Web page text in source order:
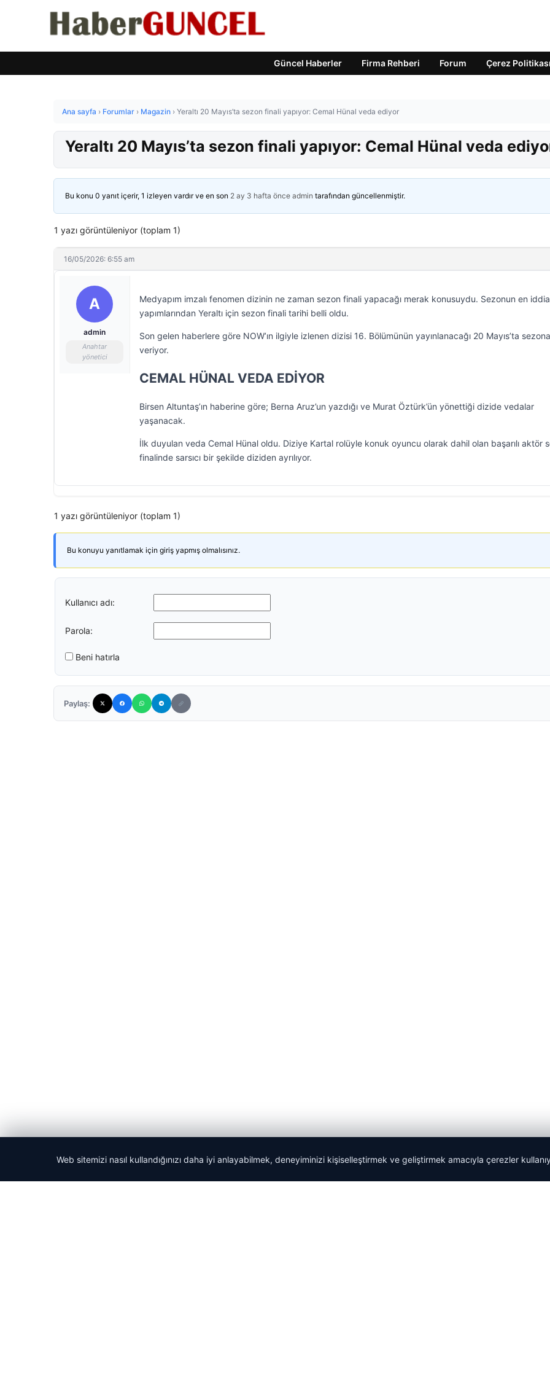
Güncel Haberler Firma Rehberi Forum Çerez Politikası
Ana sayfa › Forumlar › Magazin › Yeraltı 20 Mayıs’ta sezon finali yapıyor: Cemal Hünal veda ediyor
Yeraltı 20 Mayıs’ta sezon finali yapıyor: Cemal Hünal veda
Bu konu 0 yanıt içerir, 1 izleyen vardır ve en son 2 ay 3 hafta önce admin tarafından güncellenmiştir.
1 yazı görüntüleniyor (toplam 1)
16/05/2026: 6:55 am
A
admin
Anahtar
yönetici
Medyapım imzalı fenomen dizinin ne zaman sezon finali yapacağı merak konusuydu. Sezonun en
yapımlarından Yeraltı için sezon finali tarihi belli oldu.
Son gelen haberlere göre NOW’ın ilgiyle izlenen dizisi 16. Bölümünün yayınlanacağı 20 Mayıs’ta
veriyor.
CEMAL HÜNAL VEDA EDİYOR
Birsen Altuntaş’ın haberine göre; Berna Aruz’un yazdığı ve Murat Öztürk’ün yönettiği dizide vedalar
yaşanacak.
İlk duyulan veda Cemal Hünal oldu. Diziye Kartal rolüyle konuk oyuncu olarak dahil olan başarılı aktör
finalinde sarsıcı bir şekilde diziden ayrılıyor.
1 yazı görüntüleniyor (toplam 1)
Bu konuyu yanıtlamak için giriş yapmış olmalısınız.
Kullanıcı adı:
Parola:
Beni hatırla
Paylaş:
Web sitemizi nasıl kullandığınızı daha iyi anlayabilmek, deneyiminizi kişiselleştirmek ve geliştirmek amacıyla çerezler